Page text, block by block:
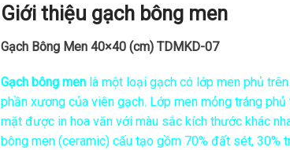
Giới thiệu gạch bông men
Gạch Bông Men 40×40 (cm) TDMKD-07
Gạch bông men là một loại gạch có lớp men phủ
phần xương của viên gạch. Lớp men mỏng tráng phủ
mặt được in hoa văn với màu sắc kích thước khác
bông men (ceramic) cấu tạo gồm 70% đất sét, 30%